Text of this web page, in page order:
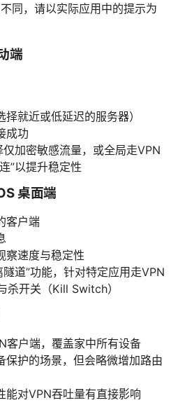
同，请以实际应用中的提示为
端
就近或低延迟的服务器）
成功
仅加密敏感流量，或全局走VPN
”以提升稳定性
桌面端
客户端
察速度与稳定性
道”功能，针对特定应用走VPN
杀开关（Kill Switch）
客户端，覆盖家中所有设备
保护的场景，但会略微增加路由
能对VPN吞吐量有直接影响